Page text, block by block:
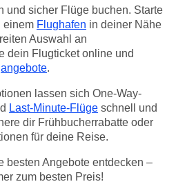
und sicher Flüge buchen. Starte
einem Flughafen in deiner Nähe
Auswahl an
dein Flugticket online und
.
lassen sich One-Way-
Last-Minute-Flüge schnell und
dir Frühbucherrabatte oder
für deine Reise.
besten Angebote entdecken –
zum besten Preis!